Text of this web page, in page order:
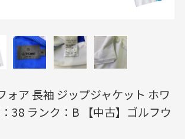
ォア 長袖 ジップジャケット ホワ
38 ランク：B 【中古】ゴルフウ